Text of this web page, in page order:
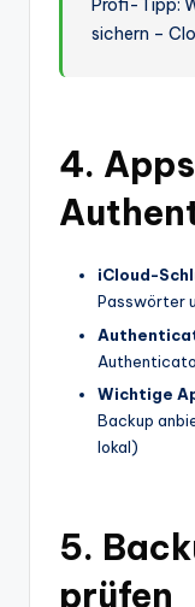
Profi-Tipp:
sichern –
4.
iCloud-
Passwörter
Wichtige
Backup
lokal)
5.
prüfen